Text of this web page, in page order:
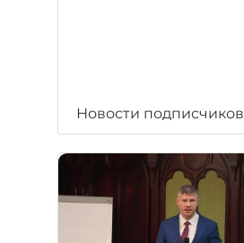
Новости подписчиков